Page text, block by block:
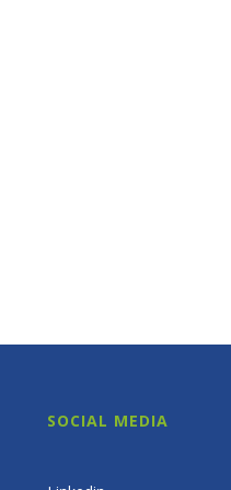
SOCIAL MEDIA